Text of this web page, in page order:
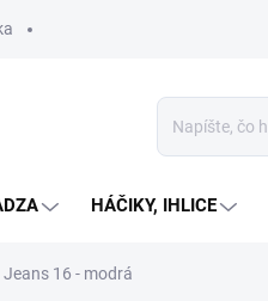
HÁČIKY, IHLICE
Jeans 16 - modrá